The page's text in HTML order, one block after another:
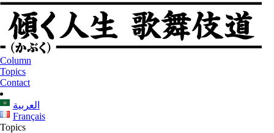
Column
Topics
Contact
العربية
Français
Topics